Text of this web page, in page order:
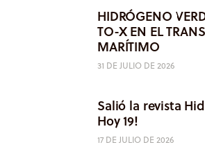
HIDRÓGENO
TO-X EN EL
MARÍTIMO
31 DE JULIO DE 2026
Salió la revista
Hoy 19!
17 DE JULIO DE 2026